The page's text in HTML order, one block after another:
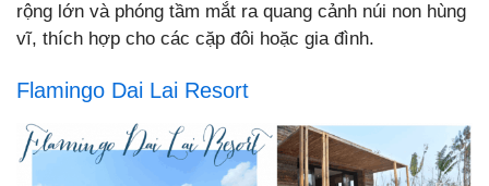
rộng lớn và phóng tầm mắt ra quang cảnh núi non hùng
vĩ, thích hợp cho các cặp đôi hoặc gia đình.
Flamingo Dai Lai Resort